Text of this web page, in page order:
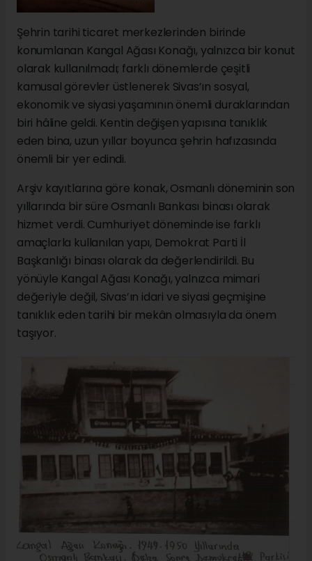
Şehrin tarihi ticaret merkezlerinden birinde
konumlanan Kangal Ağası Konağı, yalnızca bir konut
olarak kullanılmadı; farklı dönemlerde çeşitli
kamusal görevler üstlenerek Sivas’ın sosyal,
ekonomik ve siyasi yaşamının önemli duraklarından
biri hâline geldi. Kentin değişen yapısına tanıklık
eden bina, uzun yıllar boyunca şehrin hafızasında
önemli bir yer edindi.
Arşiv kayıtlarına göre konak, Osmanlı döneminin son
yıllarında bir süre Osmanlı Bankası binası olarak
hizmet verdi. Cumhuriyet döneminde ise farklı
amaçlarla kullanılan yapı, Demokrat Parti İl
Başkanlığı binası olarak da değerlendirildi. Bu
yönüyle Kangal Ağası Konağı, yalnızca mimari
değeriyle değil, Sivas’ın idari ve siyasi geçmişine
tanıklık eden tarihi bir mekân olmasıyla da önem
taşıyor.